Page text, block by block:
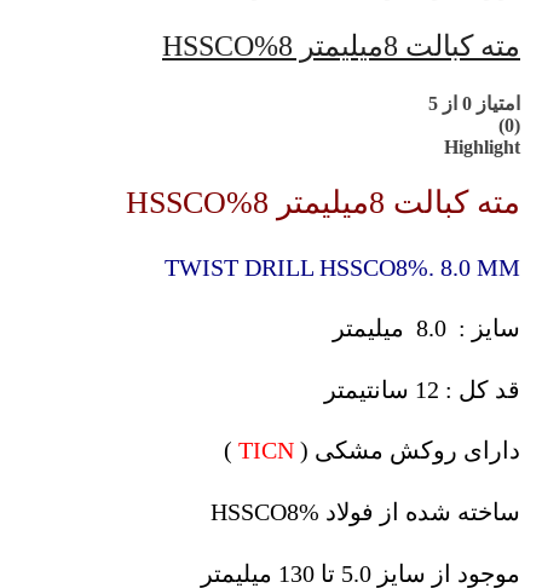
مته کبالت 8میلیمتر 8%HSSCO
امتیاز 0 از 5
(0)
Highlight
مته کبالت 8میلیمتر 8%HSSCO
TWIST DRILL HSSCO8%. 8.0 MM
سایز : 8.0 میلیمتر
قد کل : 12 سانتیمتر
دارای روکش مشکی ( TICN
)
ساخته شده از فولاد HSSCO8%
موجود از سایز 5.0 تا 130 میلیمتر